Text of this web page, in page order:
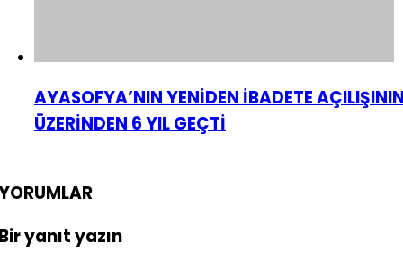
AYASOFYA’NIN YENİDEN İBADETE
ÜZERİNDEN 6 YIL GEÇTİ
yanıt yazın